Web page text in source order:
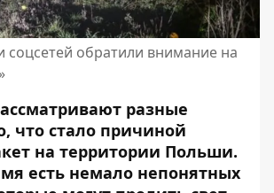
соцсетей обратили внимание на
разные
что стало причиной
на территории Польши.
есть немало непонятных